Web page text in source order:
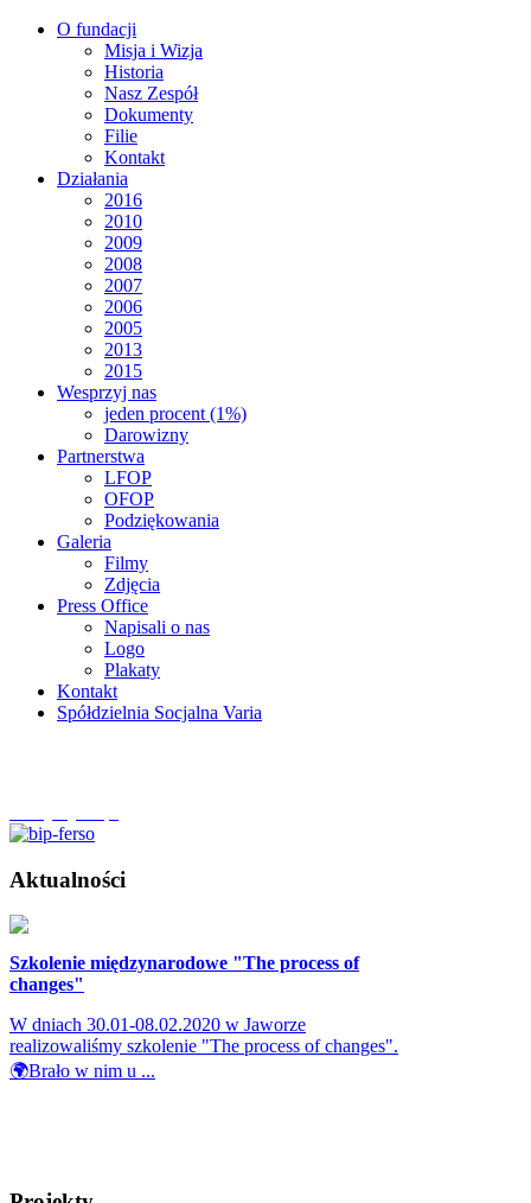
O fundacji
Misja i Wizja
Historia
Nasz Zespół
Dokumenty
Filie
Kontakt
Działania
2016
2010
2009
2008
2007
2006
2005
2013
2015
Wesprzyj nas
jeden procent (1%)
Darowizny
Partnerstwa
LFOP
OFOP
Podziękowania
Galeria
Filmy
Zdjęcia
Press Office
Napisali o nas
Logo
Plakaty
Kontakt
Spółdzielnia Socjalna Varia
Aktualności
Szkolenie międzynarodowe "The process of
changes"
W dniach 30.01-08.02.2020 w Jaworze
realizowaliśmy szkolenie "The process of changes".
🌍Brało w nim u ...